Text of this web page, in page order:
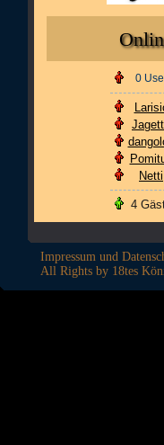
0
Netti
4
Impressum und
All Rights by 18tes